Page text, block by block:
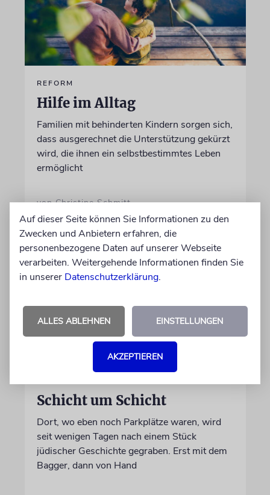
REFORM
Hilfe im Alltag
Familien mit behinderten Kindern sorgen sich,
dass ausgerechnet die Unterstützung gekürzt
wird, die ihnen ein selbstbestimmtes Leben
ermöglicht
von Christine Schmitt
05.08.2026
Schicht um Schicht
Dort, wo eben noch Parkplätze waren, wird
seit wenigen Tagen nach einem Stück
jüdischer Geschichte gegraben. Erst mit dem
Bagger, dann von Hand
Auf dieser Seite können Sie Informationen zu den
Zwecken und Anbietern erfahren, die
personenbezogene Daten auf unserer Webseite
verarbeiten. Weitergehende Informationen finden Sie
in unserer Datenschutzerklärung.
ALLES ABLEHNEN EINSTELLUNGEN
AKZEPTIEREN